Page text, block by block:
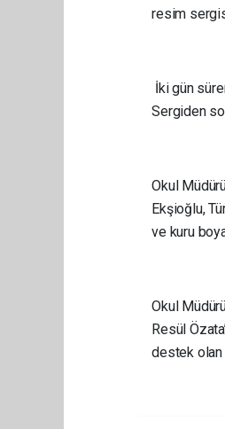
resim
İki gün
Sergiden
Okul
Ekşioğlu,
ve kuru
Okul
Resül
destek olan